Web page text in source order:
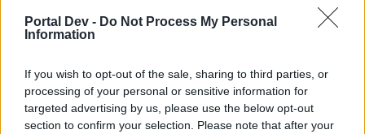
Portal Dev - Do Not Process My Personal
Information
If you wish to opt-out of the sale, sharing to third parties, or
processing of your personal or sensitive information for
targeted advertising by us, please use the below opt-out
section to confirm your selection. Please note that after your
В этой теме вы можете разместить свои заявки на
дарение и обмен в рамках акции «Торговля и